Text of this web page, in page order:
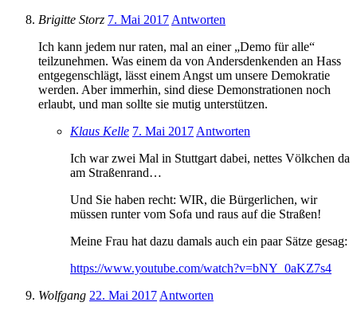
Brigitte Storz 7. Mai 2017 Antworten
Ich kann jedem nur raten, mal an einer „Demo für alle“
teilzunehmen. Was einem da von Andersdenkenden an Hass
entgegenschlägt, lässt einem Angst um unsere Demokratie
werden. Aber immerhin, sind diese Demonstrationen noch
erlaubt, und man sollte sie mutig unterstützen.
Klaus Kelle 7. Mai 2017 Antworten
Ich war zwei Mal in Stuttgart dabei, nettes Völkchen da
am Straßenrand…
Und Sie haben recht: WIR, die Bürgerlichen, wir
müssen runter vom Sofa und raus auf die Straßen!
Meine Frau hat dazu damals auch ein paar Sätze gesag:
https://www.youtube.com/watch?v=bNY_0aKZ7s4
Wolfgang 22. Mai 2017 Antworten